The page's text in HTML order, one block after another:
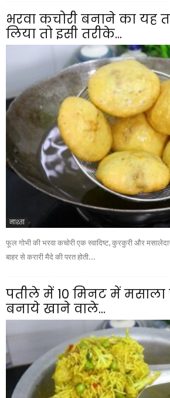
भरवा कचोरी बनाने का यह
लिया तो इसी तरीके...
नाश्ता
फूल गोभी की भरवा कचोरी एक स्वादिष्ट, कुरकुरी और
बाहर से करारी मैदे की परत होती...
पतीले में 10 मिनट में मसाला
बनाये खाने वाले...